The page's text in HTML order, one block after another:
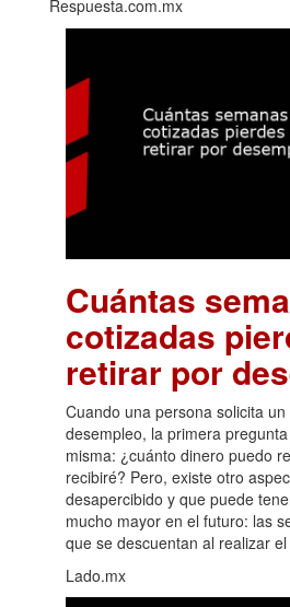
Respuesta.com.mx
Cuántas
cotizadas
retirar por
Cuando una persona solicita
desempleo, la primera
misma: ¿cuánto dinero puedo
recibiré? Pero, existe otro
desapercibido y que puede
mucho mayor en el futuro: las
que se descuentan al realizar
Lado.mx